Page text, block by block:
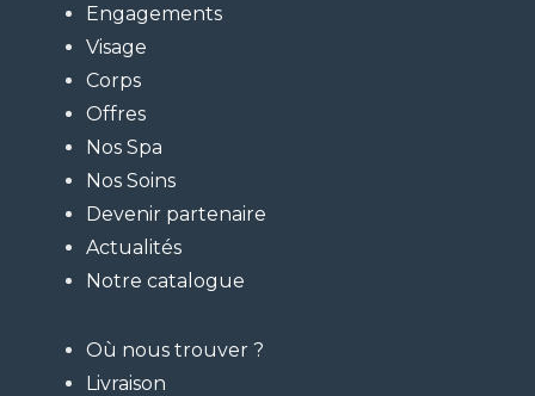
Engagements
Visage
Corps
Offres
Nos Spa
Nos Soins
Devenir partenaire
Actualités
Notre catalogue
Où nous trouver ?
Livraison